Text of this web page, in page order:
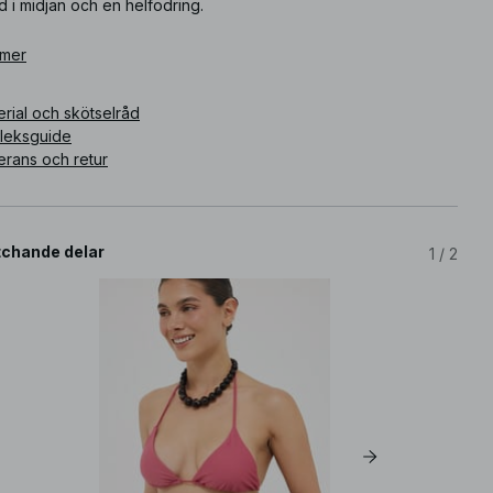
i midjan och en helfodring.
och skötselråd
och retur
delar 1 / 2